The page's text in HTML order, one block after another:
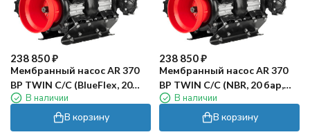
238 850₽
Мембранный насос AR 370
BP TWIN C/C (BlueFlex, 20
бар, 371.5 л/мин, ВОМ 1"⅜)
В наличии
В корзину
238 850₽
Мембранный насос AR 370
BP TWIN C/C (NBR, 20 бар,
371.5 л/мин, ВОМ 1"⅜)
В наличии
В корзину
хит